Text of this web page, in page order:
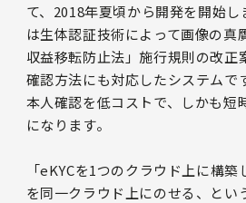
て、2018年夏頃から開発を開始
は生体認証技術によって画像の真
収益移転防止法」施行規則の改正
確認方法にも対応したシステムで
本人確認を低コストで、しかも短
になります。
「eKYCを1つのクラウド上に構
を同一クラウド上にのせる、とい